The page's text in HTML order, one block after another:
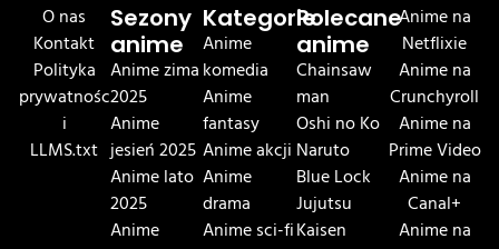
O nas
Kontakt
Polityka
prywatnośc
i
LLMS.txt
Sezony
anime
Anime zima
2025
Anime
jesień 2025
Anime lato
2025
Anime
Kategorie
Anime
komedia
Anime
fantasy
Anime akcji
Anime
drama
Anime sci-fi
Polecane
anime
Chainsaw
man
Oshi no Ko
Naruto
Blue Lock
Jujutsu
Kaisen
Anime na
Netflixie
Anime na
Crunchyroll
Anime na
Prime Video
Anime na
Canal+
Anime na